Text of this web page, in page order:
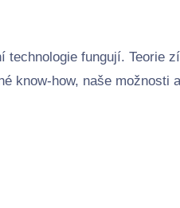
technologie fungují. Teorie
know-how, naše možnosti